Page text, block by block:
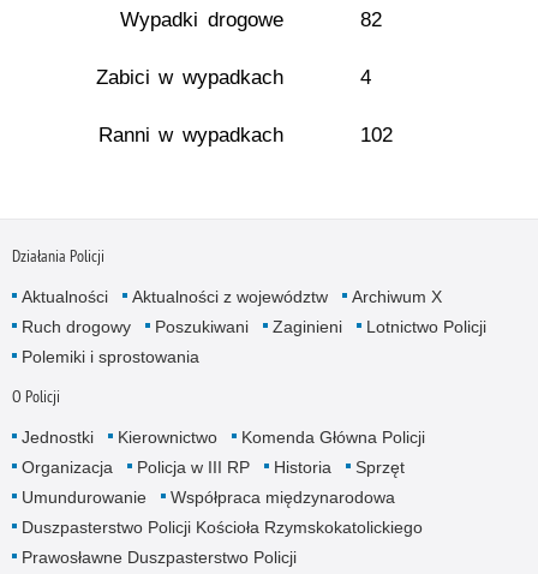
Wypadki drogowe 82
Zabici w wypadkach 4
Ranni w wypadkach 102
Działania Policji
Aktualności Aktualności z województw
Archiwum X
Ruch drogowy
Poszukiwani Zaginieni
Lotnictwo Policji
Polemiki i sprostowania
O Policji
Jednostki Kierownictwo
Komenda Główna Policji
Organizacja
Policja w III RP Historia
Sprzęt
Umundurowanie
Współpraca międzynarodowa
Duszpasterstwo Policji Kościoła Rzymskokatolickiego
Prawosławne Duszpasterstwo Policji